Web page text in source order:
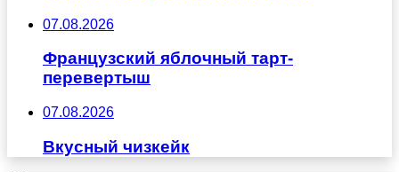
07.08.2026
Французский яблочный тарт-
перевертыш
07.08.2026
Вкусный чизкейк